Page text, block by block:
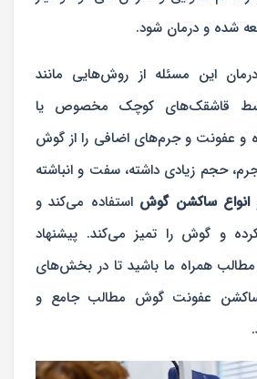
شده و درمان شود.
این مسئله از روش‌هایی مانند
قاشقک‌های کوچک مخصوص یا
و عفونت و جرم‌های اضافی را از گوش
حجم زیادی داشته، سفت و انباشته
انواع ساکشن گوش استفاده می‌کند و
و گوش را تمیز می‌کند. پیشنهاد
مطالب همراه ما باشید تا در بخش‌های
ساکشن عفونت گوش مطالب جامع و